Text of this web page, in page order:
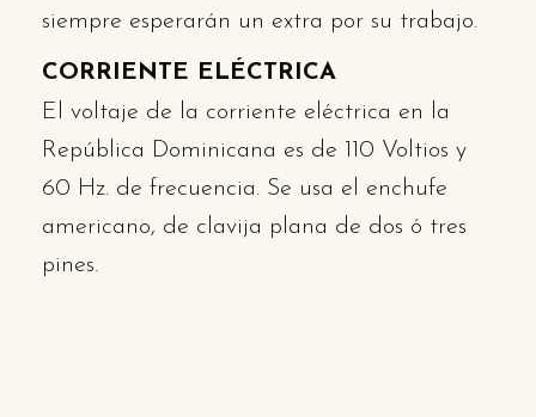
siempre esperarán un extra por su trabajo.
CORRIENTE ELÉCTRICA
El voltaje de la corriente eléctrica en la
República Dominicana es de 110 Voltios y
60 Hz. de frecuencia. Se usa el enchufe
americano, de clavija plana de dos ó tres
pines.